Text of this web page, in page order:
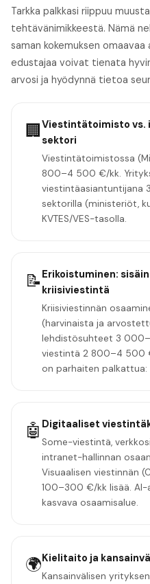
Tarkka palkkasi riippuu
tehtävänimikkeestä. Nämä
saman kokemuksen
edustajaa voivat tienata
arvosi ja hyödynnä tietoa
🏢Viestintätoimisto vs.
sektori
Viestintätoimistossa
800–4 500 €/kk.
viestintäasiantuntijana
sektorilla (ministeriöt,
KVTES/VES-tasolla.
📝 Erikoistuminen:
kriisiviestintä
Kriisiviestinnän
(harvinaista ja
lehdistösuhteet 3
viestintä 2 800–4 500
on parhaiten
🤖 Digitaaliset
Some-viestintä,
intranet-hallinnan
Visuaalisen viestinnän
100–300 €/kk lisää.
kasvava osaamisalue.
🌍Kielitaito ja
Kansainvälisen